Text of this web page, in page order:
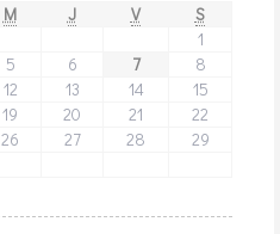
M J V
S
1
5 6 7
8
12 13 14
15
19 20 21
22
26 27 28
29